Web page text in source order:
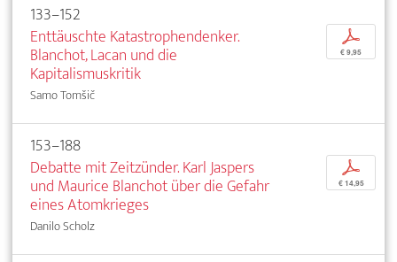
133–152
Enttäuschte Katastrophendenker.
Blanchot, Lacan und die
Kapitalismuskritik
Samo Tomšič
p
€ 9,95
153–188
Debatte mit Zeitzünder. Karl Jaspers
und Maurice Blanchot über die Gefahr
eines Atomkrieges
Danilo Scholz
p
€ 14,95